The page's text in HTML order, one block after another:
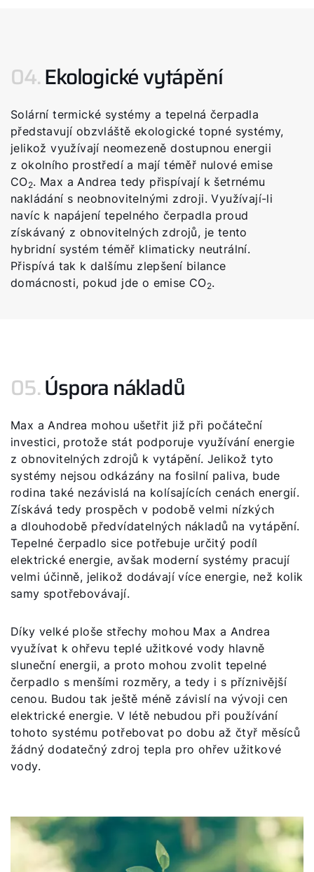
04.Ekologické vytápění
Solární termické systémy a tepelná čerpadla
představují obzvláště ekologické topné systémy,
jelikož využívají neomezeně dostupnou energii
z okolního prostředí a mají téměř nulové emise
CO2. Max a Andrea tedy přispívají k šetrnému
nakládání s neobnovitelnými zdroji. Využívají-li
navíc k napájení tepelného čerpadla proud
získávaný z obnovitelných zdrojů, je tento
hybridní systém téměř klimaticky neutrální.
Přispívá tak k dalšímu zlepšení bilance
domácnosti, pokud jde o emise CO2.
05.Úspora nákladů
Max a Andrea mohou ušetřit již při počáteční
investici, protože stát podporuje využívání energie
z obnovitelných zdrojů k vytápění. Jelikož tyto
systémy nejsou odkázány na fosilní paliva, bude
rodina také nezávislá na kolísajících cenách energií.
Získává tedy prospěch v podobě velmi nízkých
a dlouhodobě předvídatelných nákladů na vytápění.
Tepelné čerpadlo sice potřebuje určitý podíl
elektrické energie, avšak moderní systémy pracují
velmi účinně, jelikož dodávají více energie, než kolik
samy spotřebovávají.
Díky velké ploše střechy mohou Max a Andrea
využívat k ohřevu teplé užitkové vody hlavně
sluneční energii, a proto mohou zvolit tepelné
čerpadlo s menšími rozměry, a tedy i s příznivější
cenou. Budou tak ještě méně závislí na vývoji cen
elektrické energie. V létě nebudou při používání
tohoto systému potřebovat po dobu až čtyř měsíců
žádný dodatečný zdroj tepla pro ohřev užitkové
vody.
Dobrý den!
Jak vám můžeme pomoct?
Kontaktní formulář
Kontakty a pobočky
Důležité odkazy